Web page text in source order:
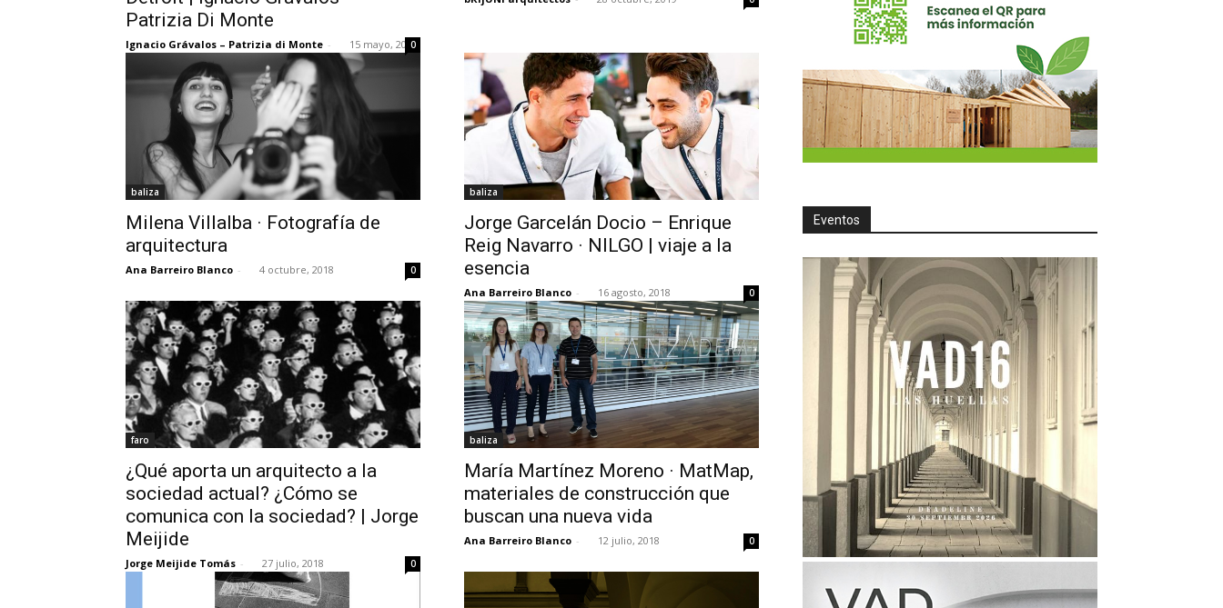
Patrizia Di Monte
Ignacio Grávalos – Patrizia di Monte - 15 mayo, 2020
0
baliza
Milena Villalba · Fotografía de
arquitectura
Ana Barreiro Blanco - 4 octubre, 2018 0
baliza
Jorge Garcelán Docio – Enrique
Reig Navarro · NILGO | viaje a la
esencia
Ana Barreiro Blanco - 16 agosto, 2018 0
faro
¿Qué aporta un arquitecto a la
sociedad actual? ¿Cómo se
comunica con la sociedad? | Jorge
Meijide
Jorge Meijide Tomás - 27 julio, 2018 0
baliza
María Martínez Moreno · MatMap,
materiales de construcción que
buscan una nueva vida
Ana Barreiro Blanco - 12 julio, 2018 0
Eventos